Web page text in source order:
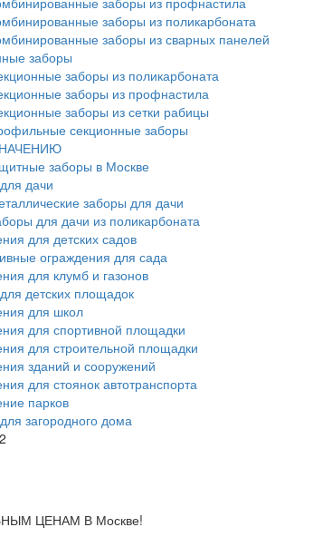
заборы из поликарбоната
заборы из сварных панелей
заборы
заборы из поликарбоната
заборы из профнастила
заборы из сетки рабицы
секционные заборы
заборы в Москве
дачи
заборы для дачи
для дачи из поликарбоната
для детских садов
ограждения для сада
для клумб и газонов
детских площадок
для школ
для спортивной площадки
для строительной площадки
зданий и сооружений
для стоянок автотранспорта
парков
загородного дома
ЦЕНАМ В Москве!